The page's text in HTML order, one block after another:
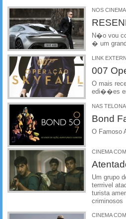
NOS
N�o vou
� um
LINK
007
O mais
edi��es
NAS
Bond
O Famoso
CINEMA
Um grupo
terrrivel
turista
criminosos
CINEMA